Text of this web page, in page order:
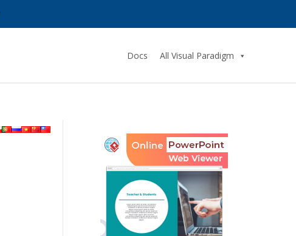
Docs All Visual Paradigm